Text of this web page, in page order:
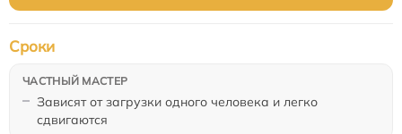
Зависят от загрузки одного человека и легко
сдвигаются
Сроки